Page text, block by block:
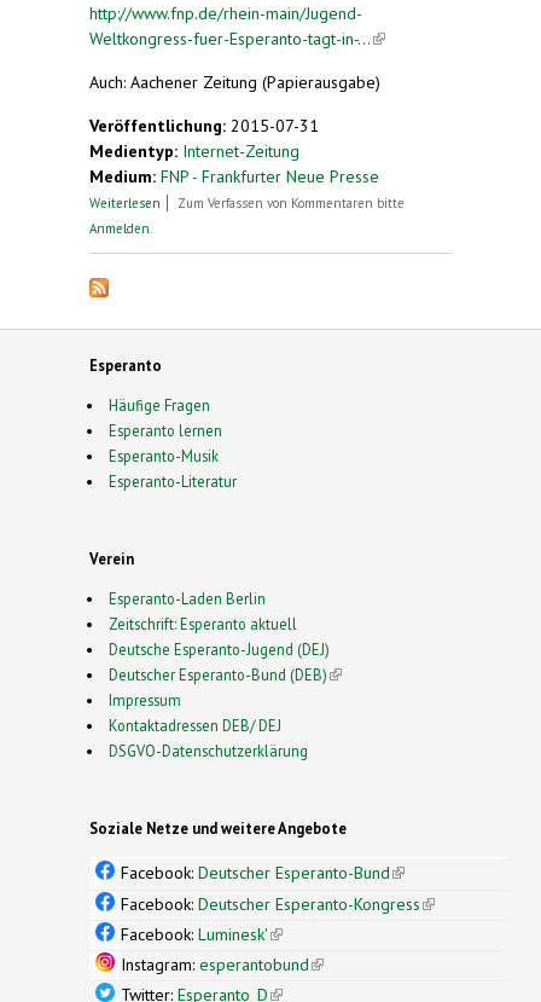
http://www.fnp.de/rhein-main/Jugend-
Weltkongress-fuer-Esperanto-tagt-in-...(link is
Auch: Aachener Zeitung (Papierausgabe)
Veröffentlichung: 2015-07-31
Medientyp: Internet-Zeitung
Medium: FNP - Frankfurter Neue Presse
Weiterlesen über Jugend-Weltkongress für Esperanto tagt in
Zum Verfassen von Kommentaren bitte
Anmelden
Esperanto
Häufige Fragen
Esperanto lernen
Esperanto-Musik
Esperanto-Literatur
Verein
Esperanto-Laden Berlin
Zeitschrift: Esperanto aktuell
Deutsche Esperanto-Jugend (DEJ)
Deutscher Esperanto-Bund (DEB)(link is external)
Impressum
Kontaktadressen DEB/ DEJ
DSGVO-Datenschutzerklärung
Soziale Netze und weitere Angebote
Facebook: Deutscher Esperanto-Bund(link is
external)
Facebook: Deutscher Esperanto-Kongress(link is
Facebook: Luminesk'(link is external)
Instagram: esperantobund(link is external)
Twitter: Esperanto_D(link is external)